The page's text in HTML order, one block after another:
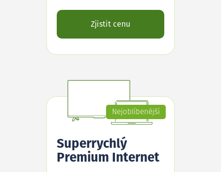
Zjistit cenu
Nejoblíbenější
Superrychlý
Premium Internet